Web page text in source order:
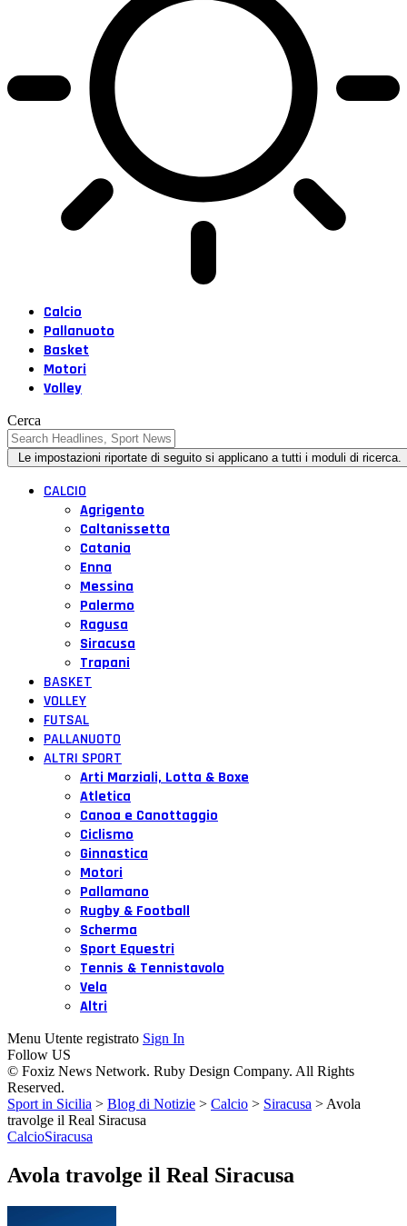
Calcio
Pallanuoto
Basket
Motori
Volley
Cerca
CALCIO
Agrigento
Caltanissetta
Catania
Enna
Messina
Palermo
Ragusa
Siracusa
Trapani
BASKET
VOLLEY
FUTSAL
PALLANUOTO
ALTRI SPORT
Arti Marziali, Lotta & Boxe
Atletica
Canoa e Canottaggio
Ciclismo
Ginnastica
Motori
Pallamano
Rugby & Football
Scherma
Sport Equestri
Tennis & Tennistavolo
Vela
Altri
Menu Utente registrato Sign In
Follow US
© Foxiz News Network. Ruby Design Company. All Rights
Reserved.
Sport in Sicilia > Blog di Notizie > Calcio > Siracusa > Avola
travolge il Real Siracusa
CalcioSiracusa
Avola travolge il Real Siracusa